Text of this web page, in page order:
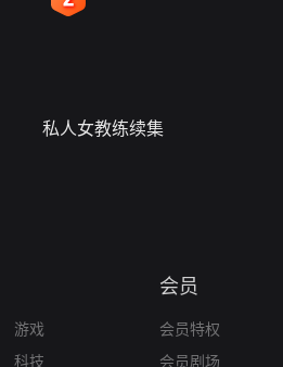
私人女教练续集
游戏
科技
会员
会员特权
会员剧场